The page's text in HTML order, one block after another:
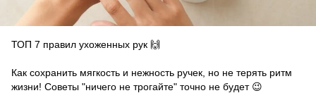
ТОП 7 правил ухоженных рук 🙌
Как сохранить мягкость и нежность ручек, но не терять ритм
жизни! Советы "ничего не трогайте" точно не будет 😉